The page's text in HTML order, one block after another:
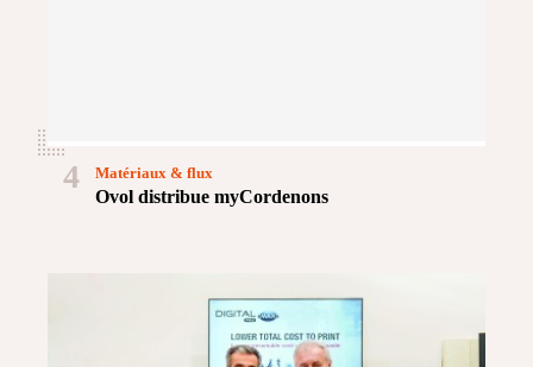
4
Ovol distribue myCordenons
Matériaux & flux